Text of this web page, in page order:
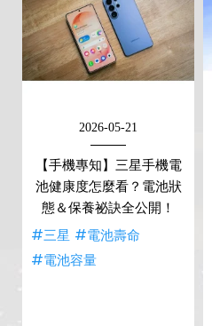
2026-05-21
【手機專知】三星手機電
池健康度怎麼看？電池狀
態＆保養祕訣全公開！
#三星 #電池壽命
#電池容量